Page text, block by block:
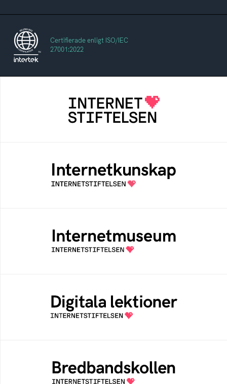
Certifierade enligt ISO/IEC
27001:2022
Internetstiftelsen verkar för ett internet som
bidrar positivt till människan och samhället
Samlad kunskap som hjälper dig att bli en
säker och medveten internetanvändare
Ett digitalt museum som byggts, och kureras
av Internetstiftelsen
Öppen digital lärresurs med färdiga lektioner
för alla stadier i grundskolan
Bredbandskollen är ett oberoende
konsumentverktyg som drivs av